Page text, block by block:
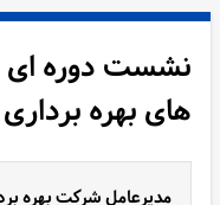
نشست دوره ای
های بهره برداری
مدیرعامل شرکت بهره